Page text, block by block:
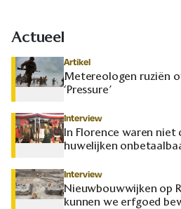
Actueel
Artikel
Metereologen ruziën
‘Pressure’
Interview
In Florence waren niet
huwelijken
Interview
Nieuwbouwwijken op
kunnen we erfgoed